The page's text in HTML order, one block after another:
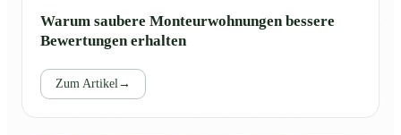
Warum saubere Monteurwohnungen bessere
Bewertungen erhalten
Zum Artikel →